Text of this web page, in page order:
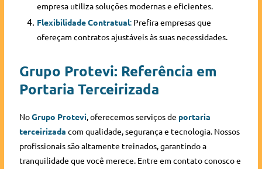
empresa utiliza soluções modernas e eficientes.
Flexibilidade Contratual:Prefira empresas que
ofereçam contratos ajustáveis às suas necessidades.
Grupo Protevi: Referência em
Portaria Terceirizada
NoGrupo Protevi, oferecemos serviços de portaria
terceirizada com qualidade, segurança e tecnologia. Nossos
profissionais são altamente treinados, garantindo a
tranquilidade que você merece. Entre em contato conosco e